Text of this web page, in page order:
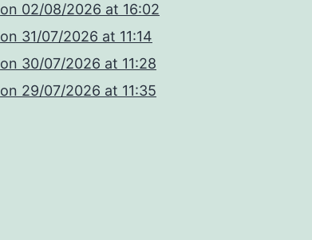
​on 02/08/2026 at 16:02
​on 31/07/2026 at 11:14
​on 30/07/2026 at 11:28
​on 29/07/2026 at 11:35